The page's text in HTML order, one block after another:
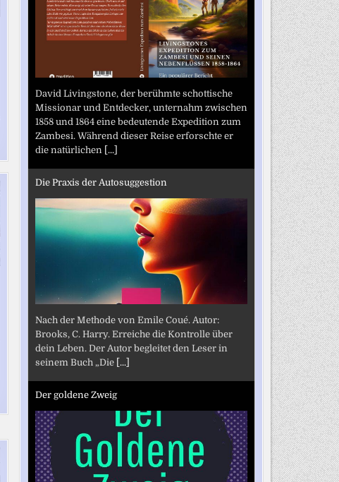
David Livingstone, der berühmte schottische
Missionar und Entdecker, unternahm zwischen
1858 und 1864 eine bedeutende Expedition zum
Zambesi. Während dieser Reise erforschte er
die natürlichen [...]
Die Praxis der Autosuggestion
Nach der Methode von Emile Coué. Autor:
Brooks, C. Harry. Erreiche die Kontrolle über
dein Leben. Der Autor begleitet den Leser in
seinem Buch „Die [...]
Der goldene Zweig